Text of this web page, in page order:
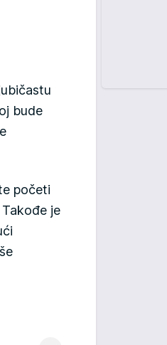
bude
početi
je